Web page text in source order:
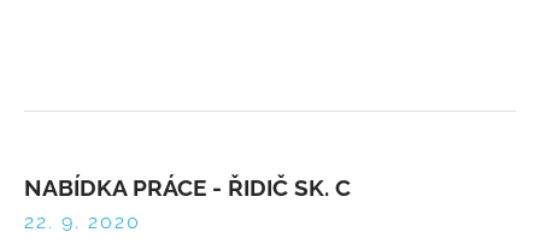
NABÍDKA PRÁCE - ŘIDIČ SK. C
22. 9. 2020